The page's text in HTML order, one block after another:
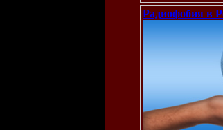
Радиофобия в